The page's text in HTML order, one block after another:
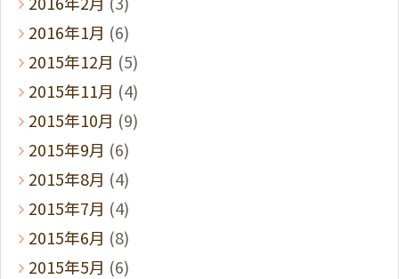
2016年1月 (6)
2015年12月 (5)
2015年11月 (4)
2015年10月 (9)
2015年9月 (6)
2015年8月 (4)
2015年7月 (4)
2015年6月 (8)
2015年5月 (6)